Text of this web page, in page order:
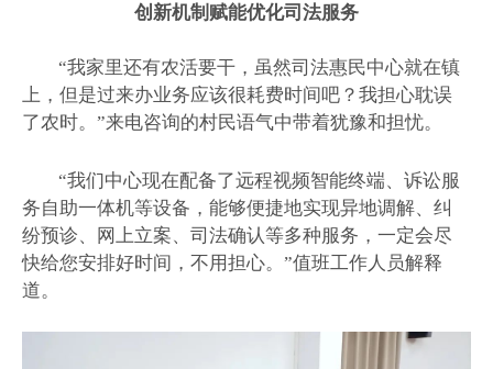
创新机制赋能优化司法服务
“我家里还有农活要干，虽然司法惠民中心就在镇
上，但是过来办业务应该很耗费时间吧？我担心耽误
了农时。”来电咨询的村民语气中带着犹豫和担忧。
“我们中心现在配备了远程视频智能终端、诉讼服
务自助一体机等设备，能够便捷地实现异地调解、纠
纷预诊、网上立案、司法确认等多种服务，一定会尽
快给您安排好时间，不用担心。”值班工作人员解释
道。